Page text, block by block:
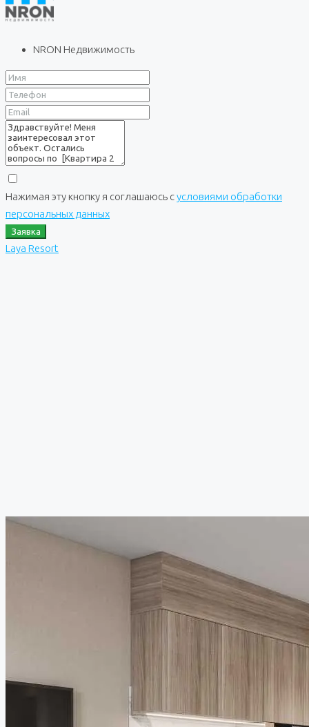
NRON Недвижимость
Нажимая эту кнопку я соглашаюсь сусловиями обработки
персональных данных
Заявка
Laya Resort